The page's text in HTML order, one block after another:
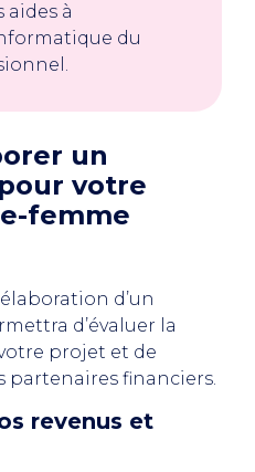
aides à
du
un
votre
femme
d’un
d’évaluer la
projet et de
partenaires financiers.
revenus et